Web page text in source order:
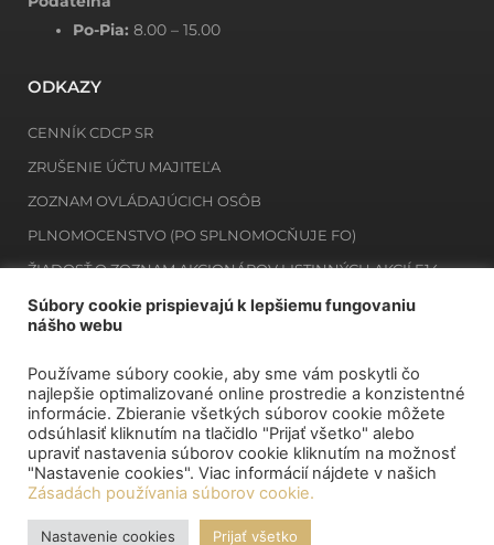
Po-Pia:8.00 – 15.00
ODKAZY
CENNÍK CDCP SR
ZRUŠENIE ÚČTU MAJITEĽA
ZOZNAM OVLÁDAJÚCICH OSÔB
PLNOMOCENSTVO (PO SPLNOMOCŇUJE FO)
ŽIADOSŤ O ZOZNAM AKCIONÁROV LISTINNÝCH AKCIÍ E14
ŽIADOSŤ O ZOZNAM MAJITEĽOV ZAKNIHOVANÝCH CP E12
NEWSLETTER
Prihlásiť sa na odber
MÔJ DEPOZITÁR
Súbory cookie prispievajú k lepšiemu fungovaniu
nášho webu
Používame súbory cookie, aby sme vám poskytli čo
najlepšie optimalizované online prostredie a konzistentné
informácie. Zbieranie všetkých súborov cookie môžete
odsúhlasiť kliknutím na tlačidlo "Prijať všetko" alebo
upraviť nastavenia súborov cookie kliknutím na možnosť
"Nastavenie cookies". Viac informácií nájdete v našich
Zásadách používania súborov cookie.
Nastavenie cookies Prijať všetko